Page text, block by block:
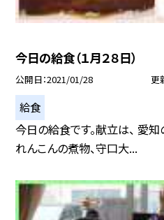
今日の給食（１月２８日）
公開日 2021/01/28 更
給食
今日の給食です。献立は、 愛知
れんこんの煮物、守口大...